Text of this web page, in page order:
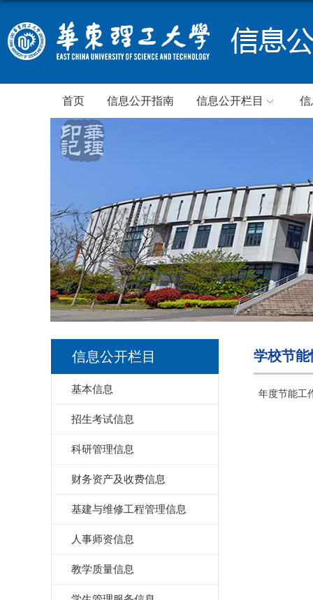
首页 信息公开指南 信息公开栏目 信
信息公开栏目
基本信息
招生考试信息
科研管理信息
财务资产及收费信息
基建与维修工程管理信息
人事师资信息
教学质量信息
学校节能
年度节能工